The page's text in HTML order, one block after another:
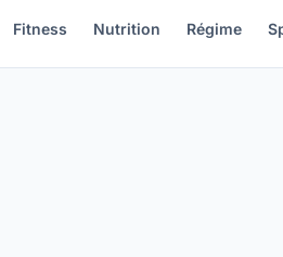
Fitness Nutrition Régime